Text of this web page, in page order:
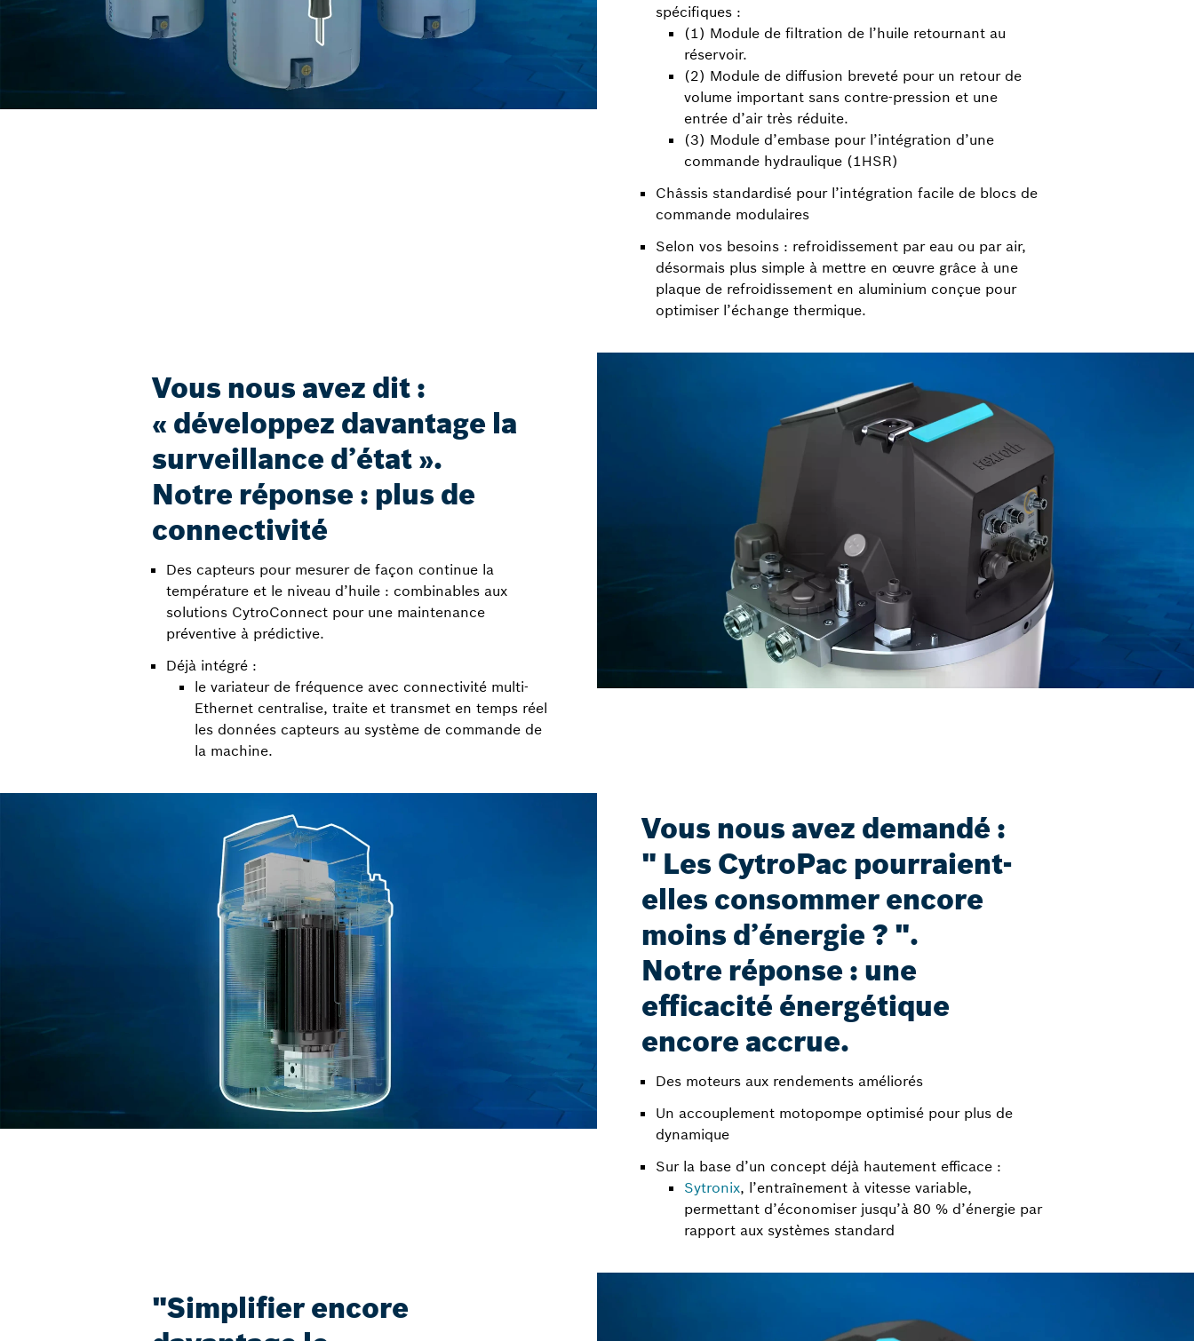
spécifiques :
(1) Module de filtration de l’huile retournant au
réservoir.
(2) Module de diffusion breveté pour un retour de
volume important sans contre-pression et une
entrée d’air très réduite.
(3) Module d’embase pour l’intégration d’une
commande hydraulique (1HSR)
Châssis standardisé pour l’intégration facile de blocs de
commande modulaires
Selon vos besoins : refroidissement par eau ou par air,
désormais plus simple à mettre en œuvre grâce à une
plaque de refroidissement en aluminium conçue pour
optimiser l’échange thermique.
Vous nous avez dit :
« développez davantage la
surveillance d’état ».
Notre réponse : plus de
connectivité
Des capteurs pour mesurer de façon continue la
température et le niveau d’huile : combinables aux
solutions CytroConnect pour une maintenance
préventive à prédictive.
Déjà intégré :
le variateur de fréquence avec connectivité multi-
Ethernet centralise, traite et transmet en temps réel
les données capteurs au système de commande de
la machine.
Vous nous avez demandé :
" Les CytroPac pourraient-
elles consommer encore
moins d’énergie ? ".
Notre réponse : une
efficacité énergétique
encore accrue.
Des moteurs aux rendements améliorés
Un accouplement motopompe optimisé pour plus de
dynamique
Sur la base d’un concept déjà hautement efficace :
Sytronix, l’entraînement à vitesse variable,
permettant d’économiser jusqu’à 80 % d’énergie par
rapport aux systèmes standard
"Simplifier encore